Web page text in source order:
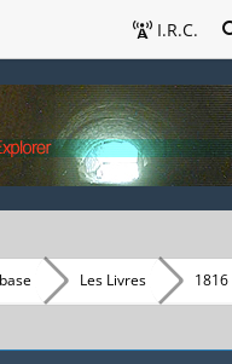
I.R.C.
Les Livres